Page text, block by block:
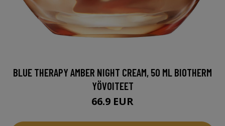
BLUE THERAPY AMBER NIGHT CREAM, 50 ML BIOTHERM
YÖVOITEET
66.9 EUR